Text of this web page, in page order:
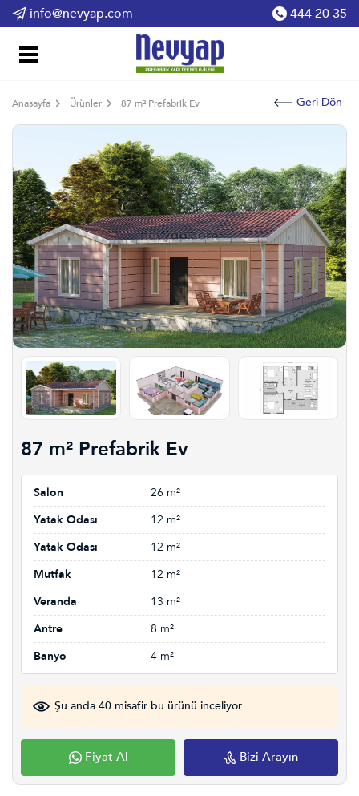
info@nevyap.com 444 20 35
Anasayfa Ürünler 87 m² Prefabrik Ev Geri Dön
87 m² Prefabrik Ev
Salon
26 m²
Yatak Odası
12 m²
Yatak Odası
12 m²
Mutfak
12 m²
Veranda
13 m²
Antre
8 m²
Banyo
4 m²
Şu anda 40 misafir bu ürünü inceliyor
Fiyat Al Bizi Arayın